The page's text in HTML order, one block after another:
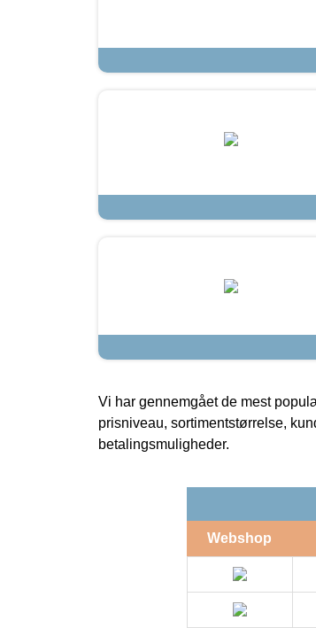
Vi har gennemgået de mest
prisniveau, sortimentstørrelse,
betalingsmuligheder.
Webshop